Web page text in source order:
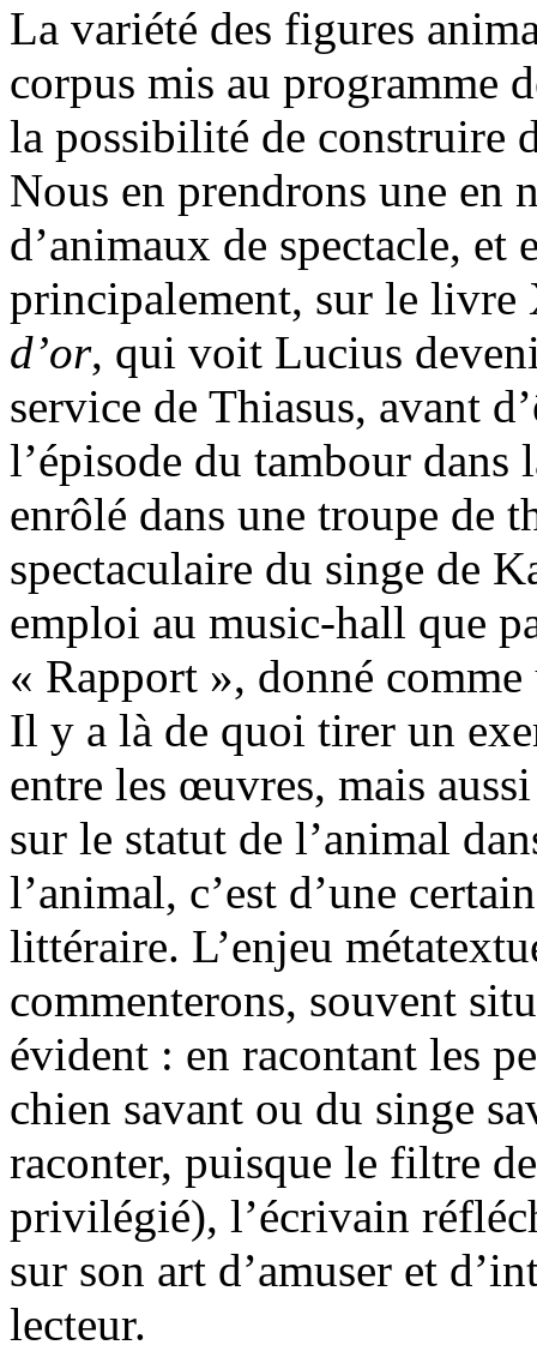
La variété des figures
corpus mis au programme
la possibilité de construire
Nous en prendrons une en
d’animaux de spectacle, et
principalement, sur le livre
d’or, qui voit Lucius
service de Thiasus, avant
l’épisode du tambour
enrôlé dans une troupe de
spectaculaire du singe de
emploi au music-hall que
« Rapport », donné
Il y a là de quoi tirer un
entre les œuvres, mais
sur le statut de l’animal
l’animal, c’est d’une
littéraire. L’enjeu
commenterons, souvent
évident : en racontant les
chien savant ou du singe
raconter, puisque le filtre
privilégié), l’écrivain
sur son art d’amuser et
lecteur.